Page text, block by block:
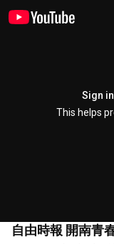
Sign
This helps
自由時報 開南青